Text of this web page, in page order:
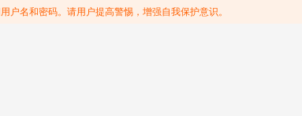
名和密码。请用户提高警惕，增强自我保护意识。